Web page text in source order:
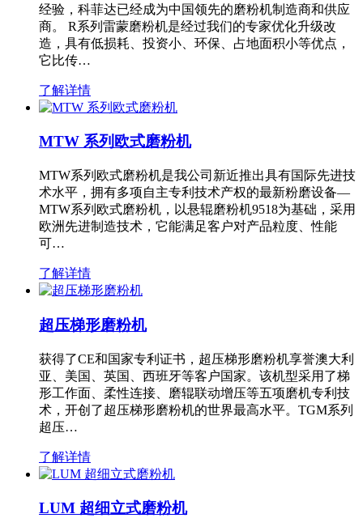
经验，科菲达已经成为中国领先的磨粉机制造商和供应
商。 R系列雷蒙磨粉机是经过我们的专家优化升级改
造，具有低损耗、投资小、环保、占地面积小等优点，
它比传…
了解详情
MTW 系列欧式磨粉机
MTW系列欧式磨粉机是我公司新近推出具有国际先进技
术水平，拥有多项自主专利技术产权的最新粉磨设备—
MTW系列欧式磨粉机，以悬辊磨粉机9518为基础，采用
欧洲先进制造技术，它能满足客户对产品粒度、性能
可…
了解详情
超压梯形磨粉机
获得了CE和国家专利证书，超压梯形磨粉机享誉澳大利
亚、美国、英国、西班牙等客户国家。该机型采用了梯
形工作面、柔性连接、磨辊联动增压等五项磨机专利技
术，开创了超压梯形磨粉机的世界最高水平。TGM系列
超压…
了解详情
LUM 超细立式磨粉机